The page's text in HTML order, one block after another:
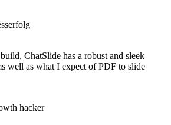
ChatSlide has a robust and sleek
well as what I expect of PDF to slide
hacker